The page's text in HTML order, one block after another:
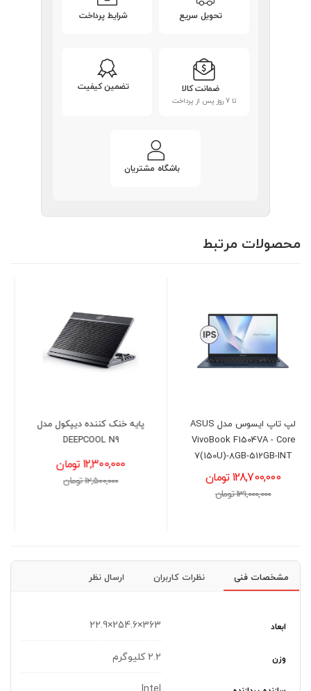
تحویل سریع شرایط پرداخت
ضمانت کالا
تا 7 روز پس از پرداخت
تضمین کیفیت
باشگاه مشتریان
محصولات مرتبط
پایه خنک کننده دیپکول مدل
DEEPCOOL N9
12,300,000 تومان
12,500,000 تومان
لپ تاپ ایسوس مدل ASUS
VivoBook F1504VA - Core
127,600,000 تومان
مشخصات فنی نظرات کاربران ارسال نظر
ابعاد 363×254.6×22.9
وزن 2.2 کلیوگرم